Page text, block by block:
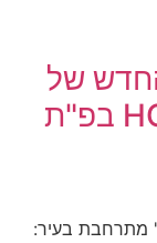
של
מיינדספייס ב-HOPETOWN בפ"ת
מתרחבת בעיר: